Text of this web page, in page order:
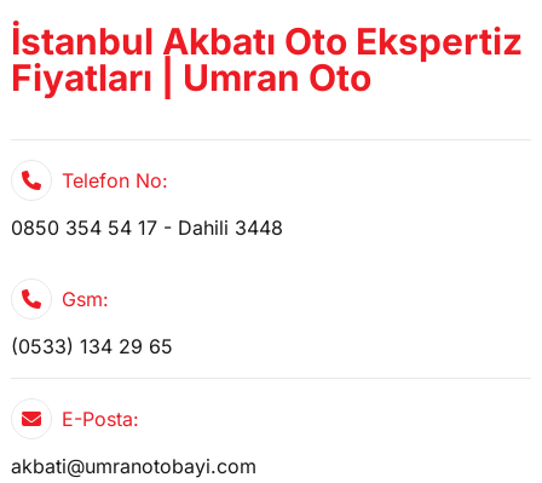
İstanbul Akbatı Oto Ekspertiz
Fiyatları | Umran Oto
Telefon No:
0850 354 54 17 - Dahili 3448
Gsm:
(0533) 134 29 65
E-Posta:
akbati@umranotobayi.com